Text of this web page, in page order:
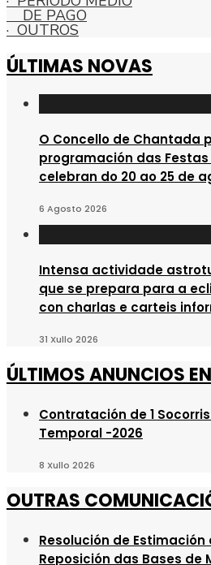
DE PAGO
· OUTROS
ÚLTIMAS NOVAS
O Concello de Chantada
programación das
celebran do 20 ao 25 de
6 Agosto 2026
Intensa actividade
que se prepara para a
con charlas e carteis
31 Xullo 2026
ÚLTIMOS ANUNCIOS
Contratación de 1
Temporal -2026
8 Xullo 2026
OUTRAS
Resolución de Estimación
Reposición das Bases